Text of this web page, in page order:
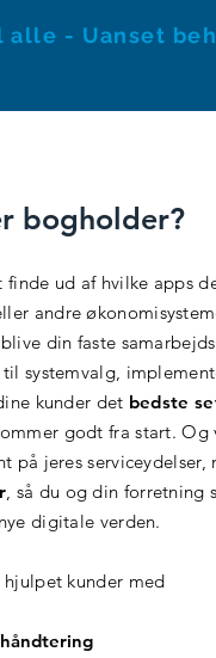
- Uanset
bogholder?
ud af hvilke apps
andre
din faste
til systemvalg,
kunder det bedste
godt fra start. Og
på jeres serviceydelser,
, så du og din forretning
digitale verden.
kunder med